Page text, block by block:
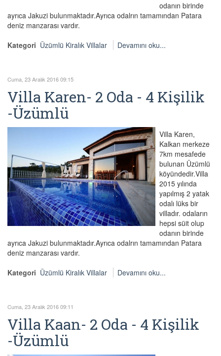
odanın birinde
ayrıca Jakuzi bulunmaktadır.Ayrıca odalrın tamamından Patara
deniz manzarası vardır.
Kategori Üzümlü Kiralık Villalar Devamını oku...
Cuma, 23 Aralık 2016 09:15
Villa Karen- 2 Oda - 4 Kişilik
-Üzümlü
Villa Karen,
Kalkan merkeze
7km mesafede
bulunan Üzümlü
köyündedir.Villa
2015 yılında
yapılmış 2 yatak
odalı lüks bir
villadır. odaların
hepsi süit olup
odanın birinde
ayrıca Jakuzi bulunmaktadır.Ayrıca odalrın tamamından Patara
deniz manzarası vardır.
Kategori Üzümlü Kiralık Villalar Devamını oku...
Cuma, 23 Aralık 2016 09:11
Villa Kaan- 2 Oda - 4 Kişilik
-Üzümlü